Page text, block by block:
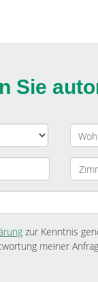
Sie
zur Kenntnis
meiner